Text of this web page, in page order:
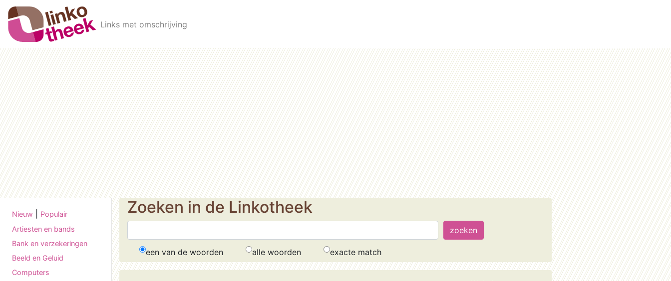
Skip to main content
Links met omschrijving
Nieuw
Populair
Artiesten en bands
Bank en verzekeringen
Beeld en Geluid
Computers
Zoeken in de Linkotheek
een van de woorden alle woorden exacte match